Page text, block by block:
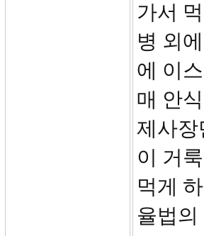
가서
병 외
에 이
매 안
제사장
이 거
먹게
율법